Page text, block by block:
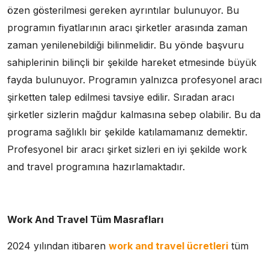
özen gösterilmesi gereken ayrıntılar bulunuyor. Bu
programın fiyatlarının aracı şirketler arasında zaman
zaman yenilenebildiği bilinmelidir. Bu yönde başvuru
sahiplerinin bilinçli bir şekilde hareket etmesinde büyük
fayda bulunuyor. Programın yalnızca profesyonel aracı
şirketten talep edilmesi tavsiye edilir. Sıradan aracı
şirketler sizlerin mağdur kalmasına sebep olabilir. Bu da
programa sağlıklı bir şekilde katılamamanız demektir.
Profesyonel bir aracı şirket sizleri en iyi şekilde work
and travel programına hazırlamaktadır.
Work And Travel Tüm Masrafları
2024 yılından itibaren work and travel ücretleri tüm